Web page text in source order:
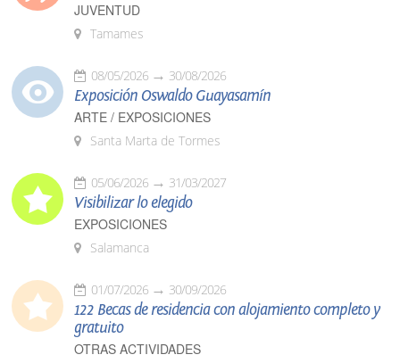
JUVENTUD
Tamames
08/05/2026 30/08/2026
Exposición Oswaldo Guayasamín
ARTE / EXPOSICIONES
Santa Marta de Tormes
05/06/2026 31/03/2027
Visibilizar lo elegido
EXPOSICIONES
Salamanca
01/07/2026 30/09/2026
122 Becas de residencia con alojamiento completo y
gratuito
OTRAS ACTIVIDADES